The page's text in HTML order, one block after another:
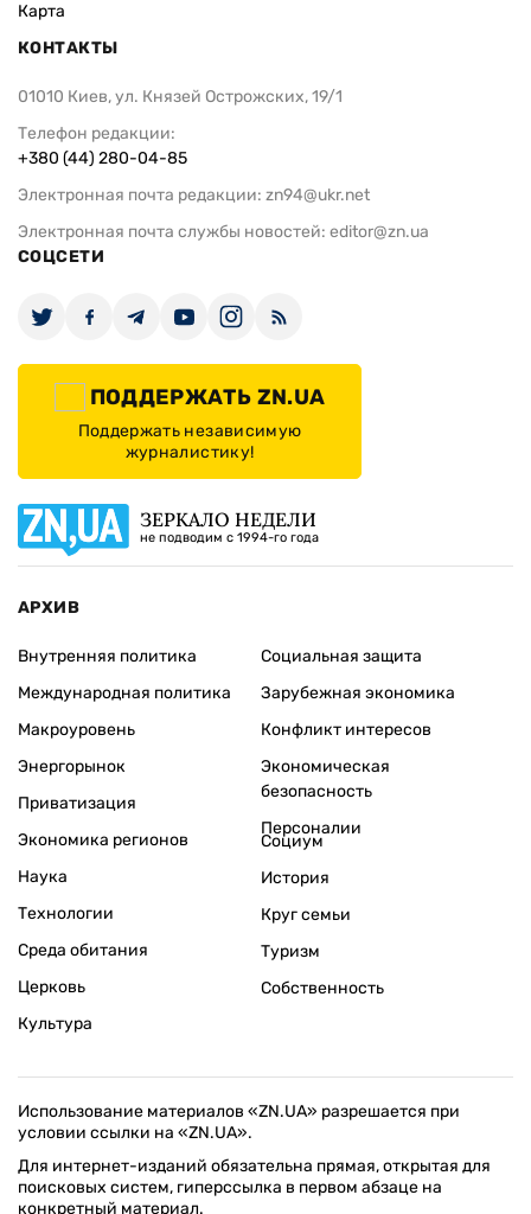
Карта
КОНТАКТЫ
01010 Киев, ул. Князей Острожских, 19/1
Телефон редакции:
+380 (44) 280-04-85
Электронная почта редакции: zn94@ukr.net
Электронная почта службы новостей: editor@zn.ua
СОЦСЕТИ
ПОДДЕРЖАТЬ ZN.UA
Поддержать независимую
журналистику!
ЗЕРКАЛО НЕДЕЛИ
не подводим с 1994-го года
АРХИВ
Внутренняя политика
Международная политика
Макроуровень
Энергорынок
Приватизация
Экономика регионов
Социальная защита
Зарубежная экономика
Конфликт интересов
Экономическая
безопасность
Персоналии
Наука
Технологии
Среда обитания
Церковь
Культура
Социум
История
Круг семьи
Туризм
Собственность
Использование материалов «ZN.UA» разрешается при
условии ссылки на «ZN.UA».
Для интернет-изданий обязательна прямая, открытая для
поисковых систем, гиперссылка в первом абзаце на
конкретный материал.